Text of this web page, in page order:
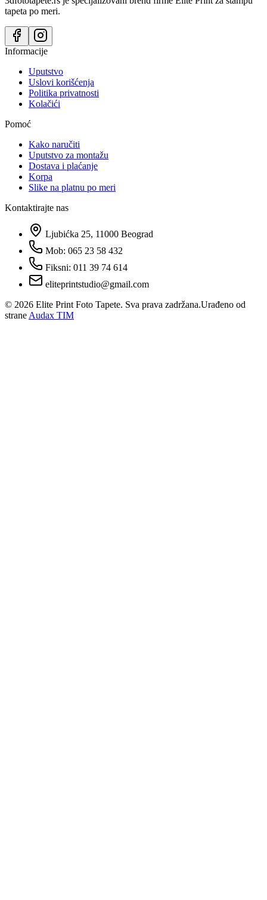
tapeta po meri.
Informacije
Uputstvo
Uslovi korišćenja
Politika privatnosti
Kolačići
Pomoć
Kako naručiti
Uputstvo za montažu
Dostava i plaćanje
Korpa
Slike na platnu po meri
Kontaktirajte nas
Ljubićka 25, 11000 Beograd
Mob: 065 23 58 432
Fiksni: 011 39 74 614
eliteprintstudio@gmail.com
© 2026 Elite Print Foto Tapete. Sva prava zadržana.Urađeno od
strane Audax TIM